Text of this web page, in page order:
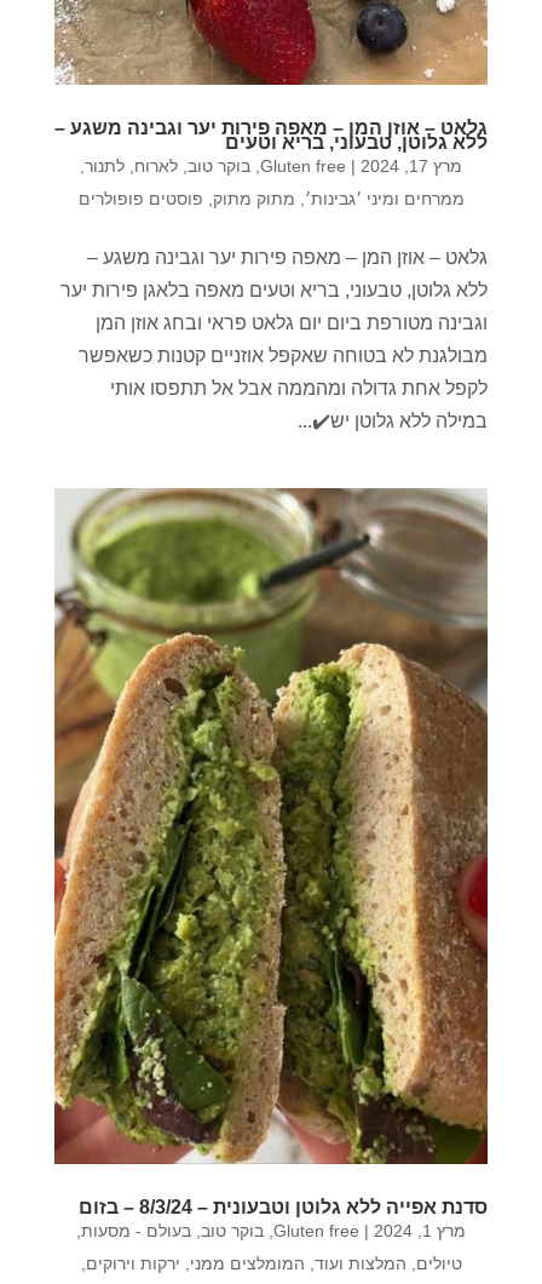
גלאט – אוזן המן – מאפה פירות יער וגבינה משגע –
ללא גלוטן, טבעוני, בריא וטעים
מרץ 17, 2024 |
Gluten free בוקר טוב לארוח לתנור
ממרחים ומיני ׳גבינות׳
מתוק מתוק פוסטים פופולרים
גלאט – אוזן המן – מאפה פירות יער וגבינה משגע –
ללא גלוטן, טבעוני, בריא וטעים מאפה בלאגן פירות יער
וגבינה מטורפת ביום יום גלאט פראי ובחג אוזן המן
מבולגנת לא בטוחה שאקפל אוזניים קטנות כשאפשר
לקפל אחת גדולה ומהממה אבל אל תתפסו אותי
במילה ללא גלוטן יש✔️...
סדנת אפייה ללא גלוטן וטבעונית – 8/3/24 – בזום
מרץ 1, 2024 |
Gluten free בוקר טוב
בעולם - מסעות,
טיולים, המלצות ועוד המומלצים ממני ירקות וירוקים